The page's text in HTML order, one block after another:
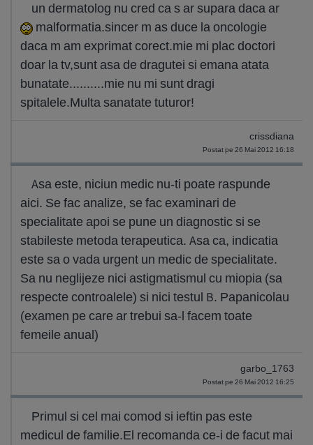
un dermatolog nu cred ca s ar supara daca ar
malformatia.sincer m as duce la oncologie
daca m am exprimat corect.mie mi plac doctori
doar la tv,sunt asa de dragutei si emana atata
bunatate..........mie nu mi sunt dragi
spitalele.Multa sanatate tuturor!
crissdiana
Postat pe 26 Mai 2012 16:18
Asa este, niciun medic nu-ti poate raspunde
aici. Se fac analize, se fac examinari de
specialitate apoi se pune un diagnostic si se
stabileste metoda terapeutica. Asa ca, indicatia
este sa o vada urgent un medic de specialitate.
Sa nu neglijeze nici astigmatismul cu miopia (sa
respecte controalele) si nici testul B. Papanicolau
(examen pe care ar trebui sa-l facem toate
femeile anual)
garbo_1763
Postat pe 26 Mai 2012 16:25
Primul si cel mai comod si ieftin pas este
medicul de familie.El recomanda ce-i de facut mai